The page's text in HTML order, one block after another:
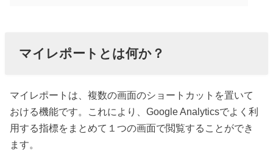
マイレポートとは何か？
マイレポートは、複数の画面のショートカットを置いて
おける機能です。これにより、Google Analyticsでよく利
用する指標をまとめて１つの画面で閲覧することができ
ます。